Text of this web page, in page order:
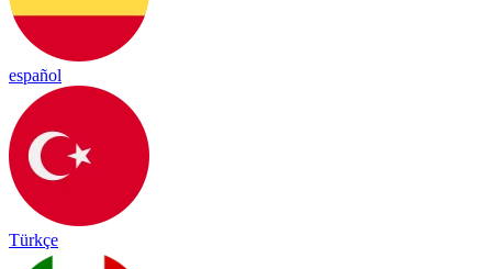
español
Türkçe